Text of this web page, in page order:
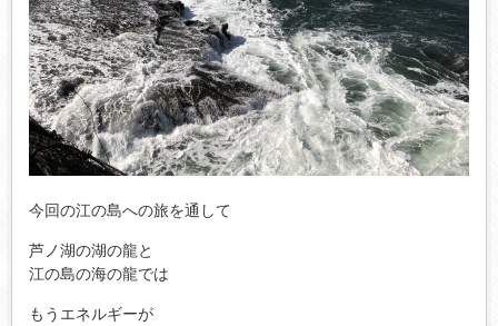
今回の江の島への旅を通して
芦ノ湖の湖の龍と
江の島の海の龍では
もうエネルギーが